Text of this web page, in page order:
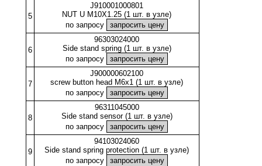
5
J910001000801
NUT U M10X1.25 (1 шт. в узле)
по запросу
6
96303024000
Side stand spring (1 шт. в узле)
по запросу
7
J900000602100
screw button head M6x1 (1 шт. в узле)
по запросу
8
96311045000
Side stand sensor (1 шт. в узле)
по запросу
9
94103024060
Side stand spring protection (1 шт. в узле)
по запросу